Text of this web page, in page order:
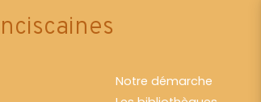
Notre démarche